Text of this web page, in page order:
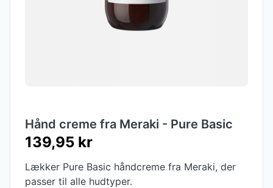
Hånd creme fra Meraki - Pure Basic
139,95 kr
Lækker Pure Basic håndcreme fra Meraki, der
passer til alle hudtyper.